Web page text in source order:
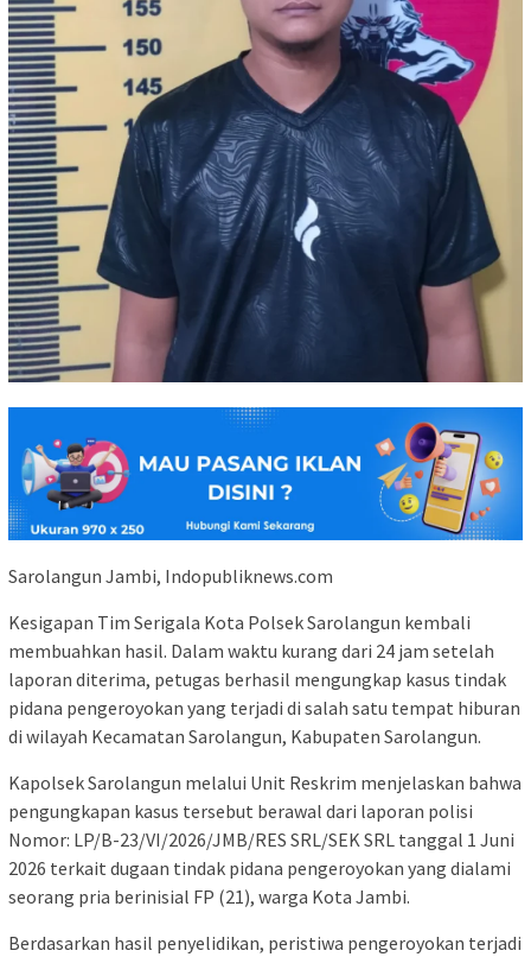
Sarolangun Jambi, Indopubliknews.com
Kesigapan Tim Serigala Kota Polsek Sarolangun kembali
membuahkan hasil. Dalam waktu kurang dari 24 jam setelah
laporan diterima, petugas berhasil mengungkap kasus tindak
pidana pengeroyokan yang terjadi di salah satu tempat hiburan
di wilayah Kecamatan Sarolangun, Kabupaten Sarolangun.
Kapolsek Sarolangun melalui Unit Reskrim menjelaskan bahwa
pengungkapan kasus tersebut berawal dari laporan polisi
Nomor: LP/B-23/VI/2026/JMB/RES SRL/SEK SRL tanggal 1 Juni
2026 terkait dugaan tindak pidana pengeroyokan yang dialami
seorang pria berinisial FP (21), warga Kota Jambi.
Berdasarkan hasil penyelidikan, peristiwa pengeroyokan terjadi